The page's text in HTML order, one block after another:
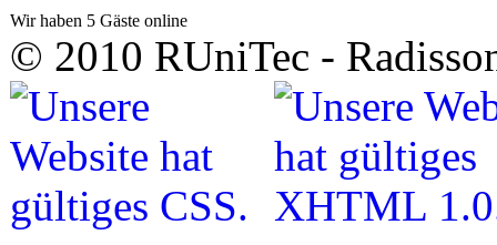
Wir haben 5 Gäste online
© 2010 RUniTec -